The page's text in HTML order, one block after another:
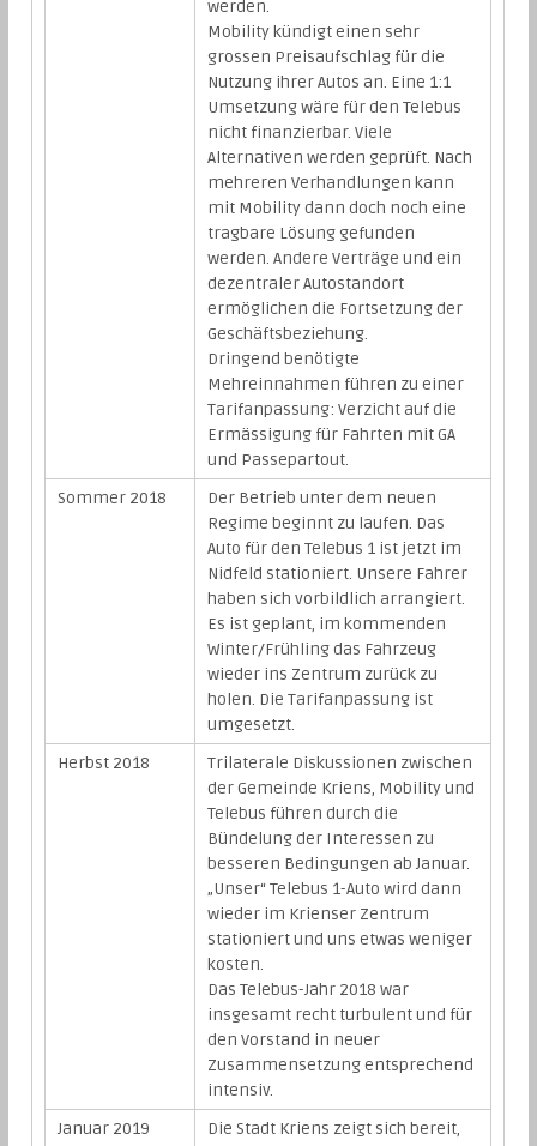
werden.
Mobility kündigt einen sehr
grossen Preisaufschlag für die
Nutzung ihrer Autos an. Eine 1:1
Umsetzung wäre für den Telebus
nicht finanzierbar. Viele
Alternativen werden geprüft. Nach
mehreren Verhandlungen kann
mit Mobility dann doch noch eine
tragbare Lösung gefunden
werden. Andere Verträge und ein
dezentraler Autostandort
ermöglichen die Fortsetzung der
Geschäftsbeziehung.
Dringend benötigte
Mehreinnahmen führen zu einer
Tarifanpassung: Verzicht auf die
Ermässigung für Fahrten mit GA
und Passepartout.
Sommer 2018
Der Betrieb unter dem neuen
Regime beginnt zu laufen. Das
Auto für den Telebus 1 ist jetzt im
Nidfeld stationiert. Unsere Fahrer
haben sich vorbildlich arrangiert.
Es ist geplant, im kommenden
Winter/Frühling das Fahrzeug
wieder ins Zentrum zurück zu
holen. Die Tarifanpassung ist
umgesetzt.
Herbst 2018
Trilaterale Diskussionen zwischen
der Gemeinde Kriens, Mobility und
Telebus führen durch die
Bündelung der Interessen zu
besseren Bedingungen ab Januar.
„Unser“ Telebus 1-Auto wird dann
wieder im Krienser Zentrum
stationiert und uns etwas weniger
kosten.
Das Telebus-Jahr 2018 war
insgesamt recht turbulent und für
den Vorstand in neuer
Zusammensetzung entsprechend
intensiv.
Januar 2019
Die Stadt Kriens zeigt sich bereit,